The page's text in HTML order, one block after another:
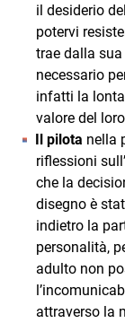
il desiderio
potervi
trae dalla
necessario
infatti la
valore del
Il pilota nella
riflessioni
che la
disegno è
indietro la
personalità,
adulto non
attraverso la